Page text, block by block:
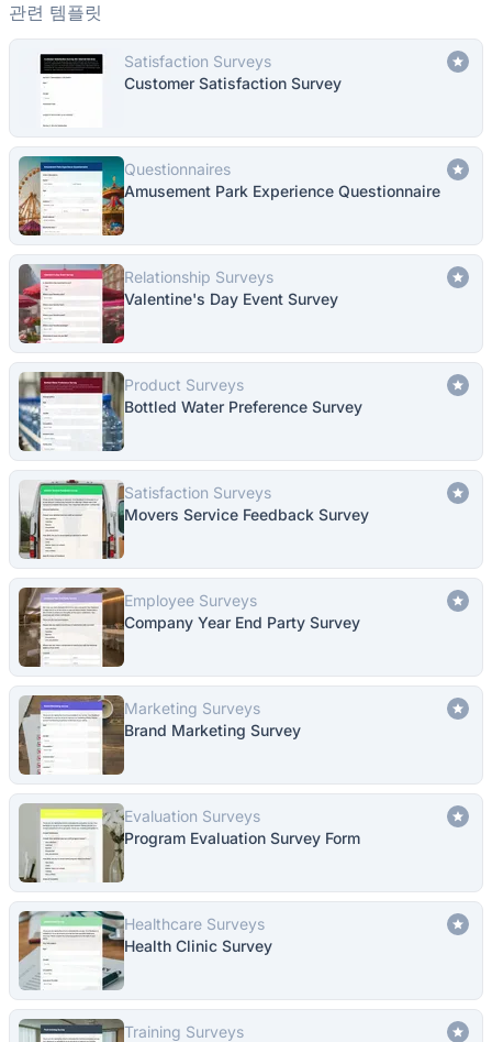
관련 템플릿
Satisfaction Surveys
Customer Satisfaction Survey
Questionnaires
Amusement Park Experience Questionnaire
Relationship Surveys
Valentine's Day Event Survey
Product Surveys
Bottled Water Preference Survey
Satisfaction Surveys
Movers Service Feedback Survey
Employee Surveys
Company Year End Party Survey
Marketing Surveys
Brand Marketing Survey
Evaluation Surveys
Program Evaluation Survey Form
Healthcare Surveys
Health Clinic Survey
Training Surveys